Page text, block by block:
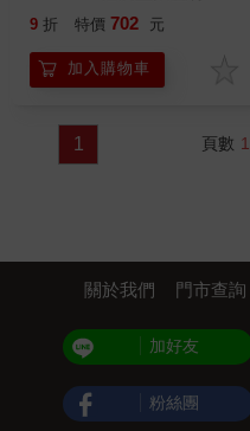
（20L） 黑色 TB065－BK
9 折 特價 702 元
加入購物車
1 頁數 1
關於我們 門市查詢
加好友
粉絲團